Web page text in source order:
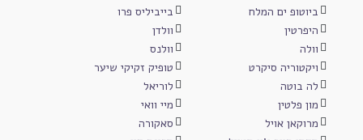
ביוטופ ים המלח
בייביליס פרו
היפרטין
וולדן
וולה
וולנס
ויקטוריה סיקרט
טופיק זקיקי שיער
לה בוטה
לוריאל
מון פלטין
מיי וואי
מרוקאן אויל
סאקורה